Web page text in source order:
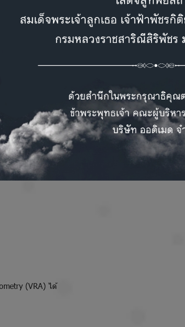
ามดังที่ปลอดภัยและไม่ปลอดภัย)
(VRA) ได้